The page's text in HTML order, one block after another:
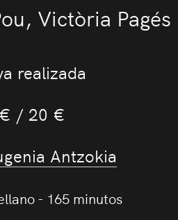
Victòria Pagés
realizada
/ 20 €
Antzokia
- 165 minutos